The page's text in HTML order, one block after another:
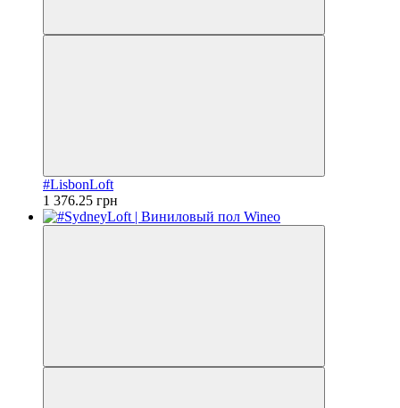
#LisbonLoft
1 376.25 грн